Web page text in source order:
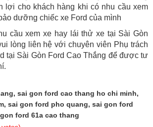
lợi cho khách hàng khi có nhu cầu xem
dưỡng chiếc xe Ford của mình
cầu xem xe hay lái thử xe tại Sài Gòn
lòng liên hệ với chuyên viên Phụ trách
tại Sài Gòn Ford Cao Thắng để được tư
sai gon ford cao thang ho chi minh,
sai gon ford pho quang, sai gon ford
ford 61a cao thang